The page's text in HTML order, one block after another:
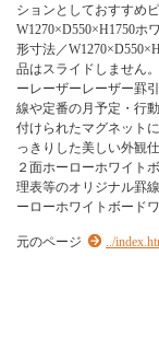
ションとしておすすめ
W1270×D550×H1750ホ
形寸法／
品はスライドしません
ーレーザーレーザー罫
線や定番の月予定・行
付けられたマグネット
っきりした美しい外観
２面ホーローホワイト
理表等のオリジナル罫
ーローホワイトボード
元のページ ../